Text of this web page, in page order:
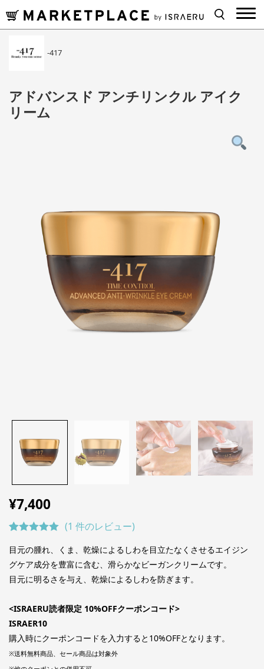
-417
アドバンスド アンチリンクル アイク
リーム
¥7,400
評価に基づ
く5段階評
価のうち、
(1 件のレビュー)
目元の腫れ、くま、乾燥によるしわを目立たなくさせるエイジン
グケア成分を豊富に含む、滑らかなビーガンクリームです。
目元に明るさを与え、乾燥によるしわを防ぎます。
<ISRAERU読者限定 10%OFFクーポンコード>
ISRAER10
購入時にクーポンコードを入力すると10%OFFとなります。
※送料無料商品、セール商品は対象外